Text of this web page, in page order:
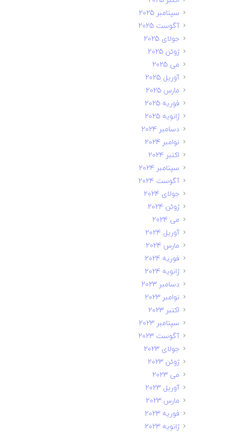
سپتامبر 2025
آگوست 2025
جولای 2025
ژوئن 2025
می 2025
آوریل 2025
مارس 2025
فوریه 2025
ژانویه 2025
دسامبر 2024
نوامبر 2024
اکتبر 2024
سپتامبر 2024
آگوست 2024
جولای 2024
ژوئن 2024
می 2024
آوریل 2024
مارس 2024
فوریه 2024
ژانویه 2024
دسامبر 2023
نوامبر 2023
اکتبر 2023
سپتامبر 2023
آگوست 2023
جولای 2023
ژوئن 2023
می 2023
آوریل 2023
مارس 2023
فوریه 2023
ژانویه 2023